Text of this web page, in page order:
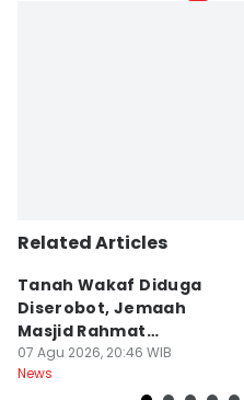
Related Articles
Tanah Wakaf Diduga
Diserobot, Jemaah
Masjid Rahmat
Surabaya Protes
07 Agu 2026, 20:46 WIB
News